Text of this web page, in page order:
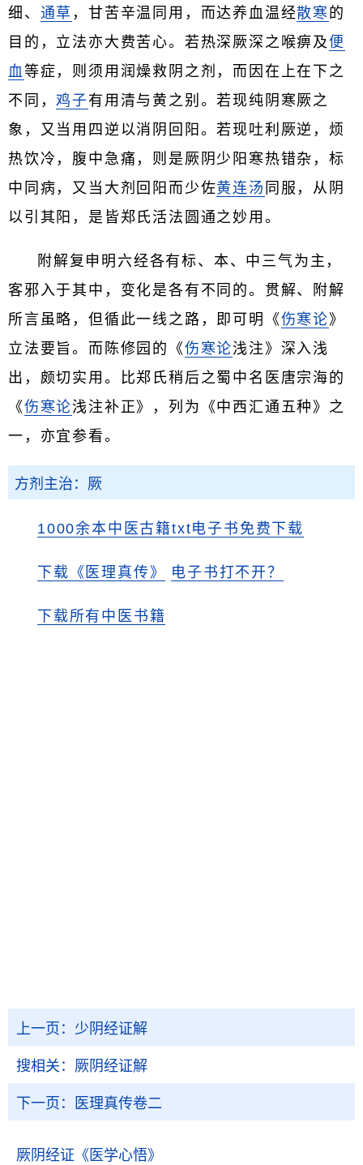
细、 通草 ，甘苦辛温同用，而达养血温经散寒 的
目的，立法亦大费苦心。若热深厥深之喉痹及便
血等症，则须用润燥救阴之剂，而因在上在下之
不同，鸡子有用清与黄之别。若现纯阴寒厥之
象，又当用四逆以消阴回阳。若现吐利厥逆，烦
热饮冷，腹中急痛，则是厥阴少阳寒热错杂，标
中同病，又当大剂回阳而少佐黄连汤 同服，从阴
以引其阳，是皆郑氏活法圆通之妙用。
附解复申明六经各有标、本、中三气为主，
客邪入于其中，变化是各有不同的。贯解、附解
所言虽略，但循此一线之路，即可明《伤寒论》
立法要旨。而陈修园的《伤寒论浅注》深入浅
出，颇切实用。比郑氏稍后之蜀中名医唐宗海的
《伤寒论浅注补正》，列为《中西汇通五种》之
一，亦宜参看。
方剂主治：厥
1000余本中医古籍txt电子书免费下载
下载《医理真传》 电子书打不开？
下载所有中医书籍
上一页： 少阴经证解
搜相关： 厥阴经证解
下一页： 医理真传卷二
厥阴经证 《医学心悟》